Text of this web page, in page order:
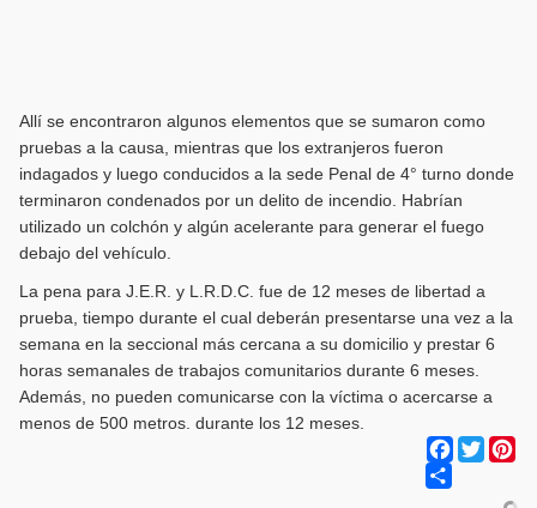
Allí se encontraron algunos elementos que se sumaron como
pruebas a la causa, mientras que los extranjeros fueron
indagados y luego conducidos a la sede Penal de 4° turno donde
terminaron condenados por un delito de incendio. Habrían
utilizado un colchón y algún acelerante para generar el fuego
debajo del vehículo.
La pena para J.E.R. y L.R.D.C. fue de 12 meses de libertad a
prueba, tiempo durante el cual deberán presentarse una vez a la
semana en la seccional más cercana a su domicilio y prestar 6
horas semanales de trabajos comunitarios durante 6 meses.
Además, no pueden comunicarse con la víctima o acercarse a
menos de 500 metros. durante los 12 meses.
Facebook
Twitter